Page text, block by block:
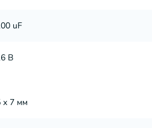
uF
В
х 7 мм